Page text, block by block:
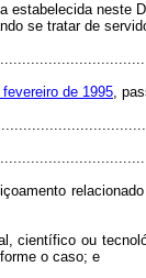
estabelecida neste
se tratar de
de 1995,
científico ou
o caso; e